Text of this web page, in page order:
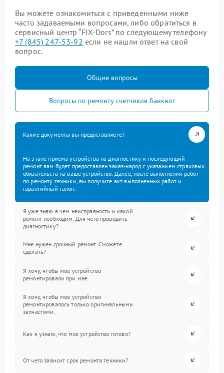
Вы можете ознакомиться с приведенными ниже
часто задаваемыми вопросами, либо обратиться в
сервисный центр “FIX-Dors” по следующему телефону
+7 (845) 247-53-92 если не нашли ответ на свой
вопрос.
Общие вопросы
Вопросы по ремонту счетчиков банкнот
Какие документы вы предоставляете?
На этапе приема устройства на диагностику и последующий
ремонт вам будет предоставлен заказ-наряд с указанием страховых
обязательств на ваше устройство. Далее, после выполнения работ
по ремонту техники, вы получите акт выполненных работ и
гарантийный талон.
Я уже знаю в чем неисправность и какой
ремонт необходим. Для чего проводить
диагностику?
Мне нужен срочный ремонт. Сможете
сделать?
Я хочу, чтобы мое устройство
ремонтировали при мне.
Я хочу, чтобы мое устройство
ремонтировалось только оригинальными
запчастями.
Как я узнаю, что мое устройство готово?
От чего зависит срок ремонта техники?